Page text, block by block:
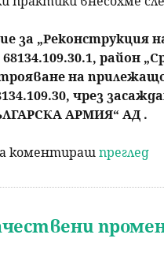
за „Реконструкция
район
на
чрез
АРМИЯ“ АД .
коментирашпреглед